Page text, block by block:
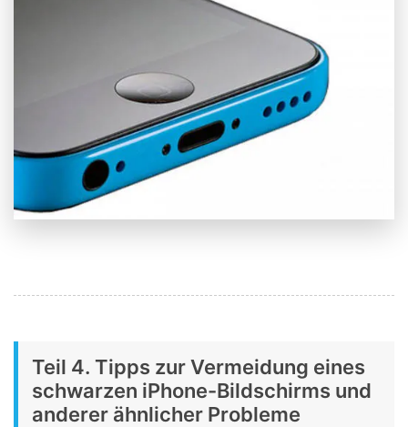
Teil 4. Tipps zur Vermeidung eines
schwarzen iPhone-Bildschirms und
anderer ähnlicher Probleme